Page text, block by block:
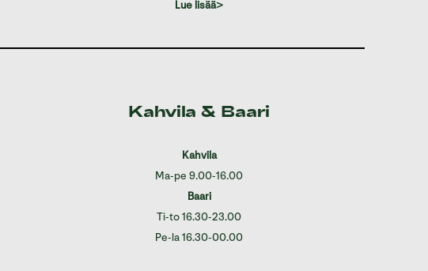
Lue lisää>
Kahvila & Baari
Kahvila
Ma-pe 9.00-16.00
Baari
Ti-to 16.30-23.00
Pe-la 16.30-00.00